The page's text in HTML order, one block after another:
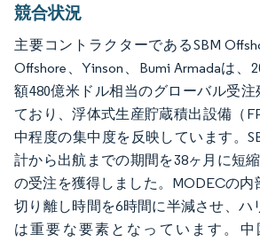
競合状況
主要コントラクターであるSBM
Offshore、Yinson、Bumi Armadaは、
額480億米ドル相当のグローバル受注
ており、浮体式生産貯蔵積出設備（
中程度の集中度を反映しています。
計から出航までの期間を38ヶ月に短
の受注を獲得しました。MODECの内
切り離し時間を6時間に半減させ、ハ
は重要な要素となっています。中